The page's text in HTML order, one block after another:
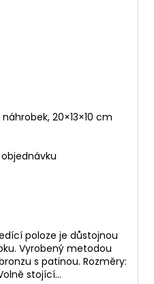
20×13×10 cm
poloze je důstojnou
Vyrobený metodou
s patinou. Rozměry:
stojící...